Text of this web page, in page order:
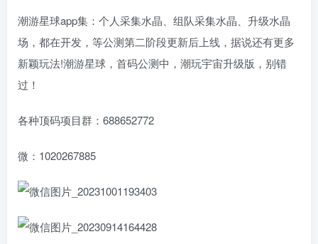
潮游星球app集：个人采集水晶、组队采集水晶、升级水晶
场，都在开发，等公测第二阶段更新后上线，据说还有更多
新颖玩法!潮游星球，首码公测中，潮玩宇宙升级版，别错
过！
各种顶码项目群：688652772
微：1020267885